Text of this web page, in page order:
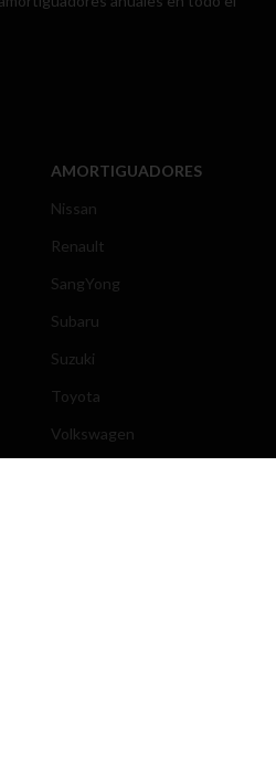
AMORTIGUADORES
Nissan
Renault
SangYong
Subaru
Suzuki
Toyota
Volkswagen